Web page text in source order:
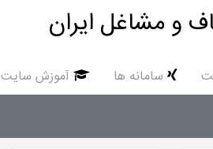
و مشاغل ایران
سامانه ها آموزش سایت